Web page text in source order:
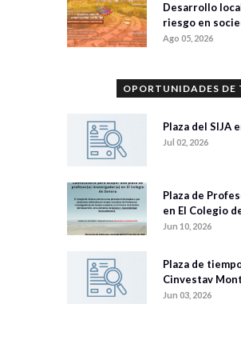
Desarrollo
riesgo en
Ago 05, 2026
OPORTUNIDADES DE
Plaza del SIJA
Jul 02, 2026
Plaza de
en El Colegio
Jun 10, 2026
Plaza de
Cinvestav
Jun 03, 2026